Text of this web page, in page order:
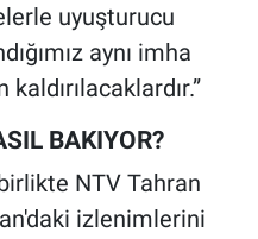
uyuşturucu
aynı imha
BAKIYOR?
NTV Tahran
izlenimlerini